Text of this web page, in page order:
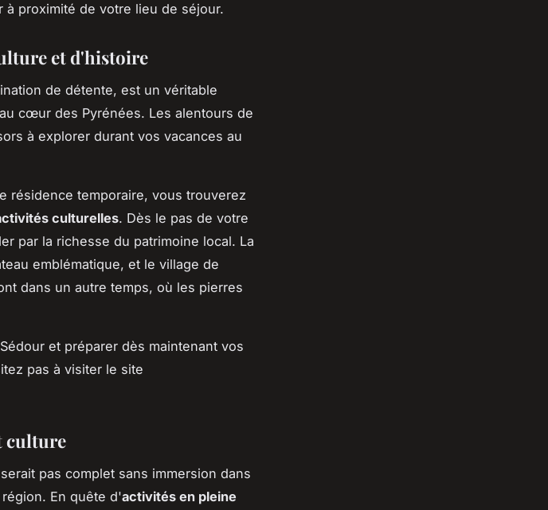
proximité de votre lieu de séjour.
et d'histoire
de détente, est un véritable
cœur des Pyrénées. Les alentours de
à explorer durant vos vacances au
résidence temporaire, vous trouverez
culturelles. Dès le pas de votre
par la richesse du patrimoine local. La
emblématique, et le village de
dans un autre temps, où les pierres
et préparer dès maintenant vos
pas à visiter le site
culture
pas complet sans immersion dans
En quête d'activités en pleine